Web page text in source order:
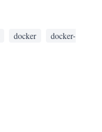
docker
docker-